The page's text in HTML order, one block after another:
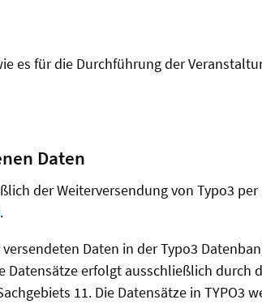
es für die Durchführung der
Daten
der Weiterversendung von Typo3 per
.
Daten in der Typo3
Datensätze erfolgt ausschließlich durch
11. Die Datensätze in TYPO3